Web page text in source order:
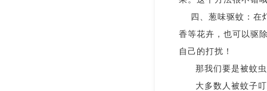
四、葱味驱蚊： 在
香等花卉 ， 也可以驱
自己的打扰！
那我们要是被蚊
大多数人被蚊子